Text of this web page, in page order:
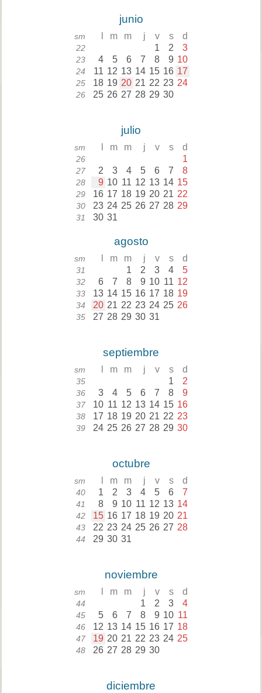
junio
sm m m j v s d
22 1 2 3
23 4 5 6 7 8 9 10
24 11 12 13 14 15 16 17
25 18 19 20 21 22 23 24
26 25 26 27 28 29 30
julio
sm m m j v s d
26 1
27 2 3 4 5 6 7 8
28 9 10 11 12 13 14 15
29 16 17 18 19 20 21 22
30 23 24 25 26 27 28 29
31 30 31
agosto
sm m m j v s d
31 1 2 3 4 5
32 6 7 8 9 10 11 12
33 13 14 15 16 17 18 19
34 20 21 22 23 24 25 26
35 27 28 29 30 31
septiembre
sm m m j v s d
35 1 2
36 3 4 5 6 7 8 9
37 10 11 12 13 14 15 16
38 17 18 19 20 21 22 23
39 24 25 26 27 28 29 30
octubre
sm m m j v s d
40 1 2 3 4 5 6 7
41 8 9 10 11 12 13 14
42 15 16 17 18 19 20 21
43 22 23 24 25 26 27 28
44 29 30 31
noviembre
sm m m j v s d
44 1 2 3 4
45 5 6 7 8 9 10 11
46 12 13 14 15 16 17 18
47 19 20 21 22 23 24 25
48 26 27 28 29 30
diciembre